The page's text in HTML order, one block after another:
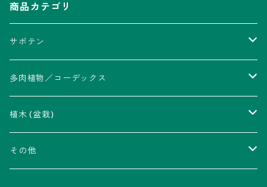
商品カテゴリ
サボテン
アストロフィツム属
瑠璃兜錦、兜丸錦
V-type兜
アリオカルプス属
ウィギンシア属
多肉植物／コーデックス
アカベ属
アロエ属
植木 (盆栽)
ムクロジ科：カエデ属
その他